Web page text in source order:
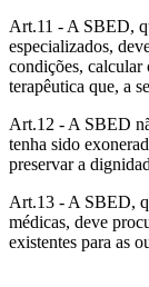
Art.11 - A SBED,
especializados,
condições, calcular
terapêutica que, a
Art.12 - A SBED
tenha sido
preservar a
Art.13 - A SBED,
médicas, deve
existentes para as